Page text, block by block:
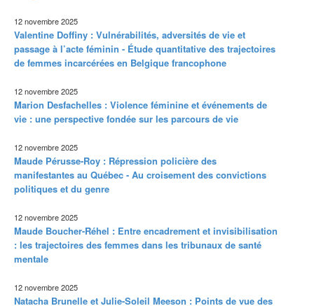
12 novembre 2025
Valentine Doffiny : Vulnérabilités, adversités de vie et
passage à l’acte féminin - Étude quantitative des trajectoires
de femmes incarcérées en Belgique francophone
12 novembre 2025
Marion Desfachelles : Violence féminine et événements de
vie : une perspective fondée sur les parcours de vie
12 novembre 2025
Maude Pérusse-Roy : Répression policière des
manifestantes au Québec - Au croisement des convictions
politiques et du genre
12 novembre 2025
Maude Boucher-Réhel : Entre encadrement et invisibilisation
: les trajectoires des femmes dans les tribunaux de santé
mentale
12 novembre 2025
Natacha Brunelle et Julie-Soleil Meeson : Points de vue des